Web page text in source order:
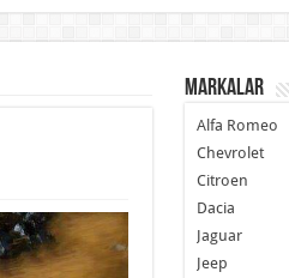
Markalar
Alfa Romeo
Chevrolet
Citroen
Dacia
Jaguar
Jeep